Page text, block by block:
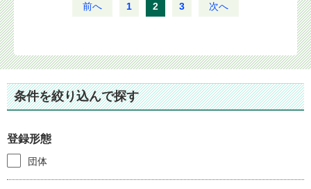
前へ 1 2 3 次へ
条件を絞り込んで探す
登録形態
団体